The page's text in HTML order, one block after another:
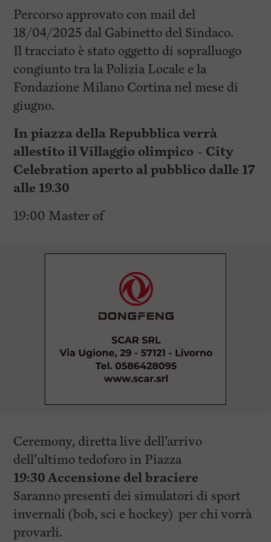
Percorso approvato con mail del
18/04/2025 dal Gabinetto del Sindaco.
Il tracciato è stato oggetto di sopralluogo
congiunto tra la Polizia Locale e la
Fondazione Milano Cortina nel mese di
giugno.
In piazza della Repubblica verrà
allestito il Villaggio olimpico – City
Celebration aperto al pubblico dalle 17
alle 19.30
19:00 Master of
Ceremony, diretta live dell’arrivo
dell’ultimo tedoforo in Piazza
19:30 Accensione del braciere
Saranno presenti dei simulatori di sport
invernali (bob, sci e hockey) per chi vorrà
provarli.